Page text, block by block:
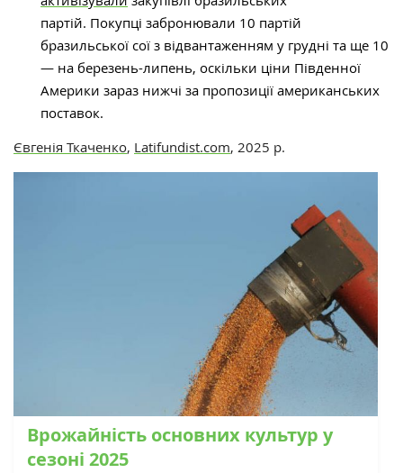
партій. Покупці забронювали 10 партій
бразильської сої з відвантаженням у грудні та ще 10
— на березень-липень, оскільки ціни Південної
Америки зараз нижчі за пропозиції американських
поставок.
Євгенія Ткаченко, Latifundist.com, 2025 р.
Врожайність основних культур у
сезоні 2025